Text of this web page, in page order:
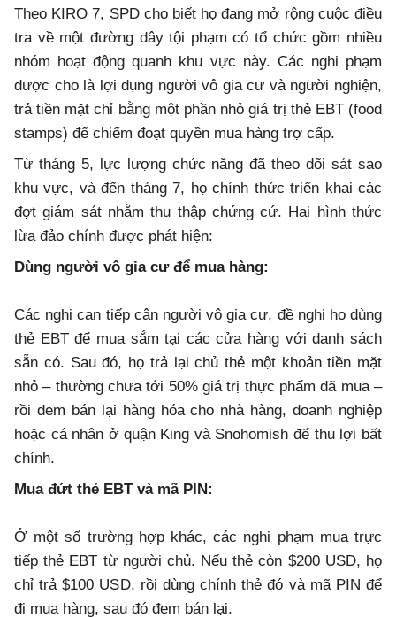
Theo KIRO 7, SPD cho biết họ đang mở rộng cuộc điều
tra về một đường dây tội phạm có tổ chức gồm nhiều
nhóm hoạt động quanh khu vực này. Các nghi phạm
được cho là lợi dụng người vô gia cư và người nghiện,
trả tiền mặt chỉ bằng một phần nhỏ giá trị thẻ EBT (food
stamps) để chiếm đoạt quyền mua hàng trợ cấp.
Từ tháng 5, lực lượng chức năng đã theo dõi sát sao
khu vực, và đến tháng 7, họ chính thức triển khai các
đợt giám sát nhằm thu thập chứng cứ. Hai hình thức
lừa đảo chính được phát hiện:
Dùng người vô gia cư để mua hàng:
Các nghi can tiếp cận người vô gia cư, đề nghị họ dùng
thẻ EBT để mua sắm tại các cửa hàng với danh sách
sẵn có. Sau đó, họ trả lại chủ thẻ một khoản tiền mặt
nhỏ – thường chưa tới 50% giá trị thực phẩm đã mua –
rồi đem bán lại hàng hóa cho nhà hàng, doanh nghiệp
hoặc cá nhân ở quận King và Snohomish để thu lợi bất
chính.
Mua đứt thẻ EBT và mã PIN:
Ở một số trường hợp khác, các nghi phạm mua trực
tiếp thẻ EBT từ người chủ. Nếu thẻ còn $200 USD, họ
chỉ trả $100 USD, rồi dùng chính thẻ đó và mã PIN để
đi mua hàng, sau đó đem bán lại.